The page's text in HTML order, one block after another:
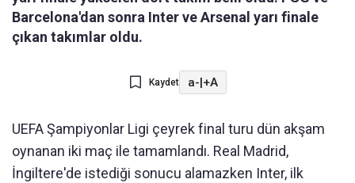
Barcelona'dan sonra Inter ve Arsenal yarı finale
çıkan takımlar oldu.
Kaydet a-|+A
UEFA Şampiyonlar Ligi çeyrek final turu dün akşam
oynanan iki maç ile tamamlandı. Real Madrid,
İngiltere'de istediği sonucu alamazken Inter, ilk